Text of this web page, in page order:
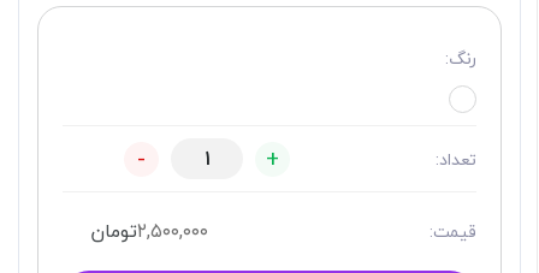
رنگ:
تعداد: +
-
قیمت: ۲,۵۰۰,۰۰۰تومان